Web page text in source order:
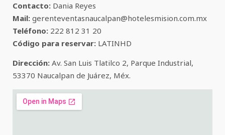
Contacto: Dania Reyes
Mail: gerenteventasnaucalpan@hotelesmision.com.mx
Teléfono: 222 812 31 20
Código para reservar: LATINHD
Dirección: Av. San Luis Tlatilco 2, Parque Industrial,
53370 Naucalpan de Juárez, Méx.